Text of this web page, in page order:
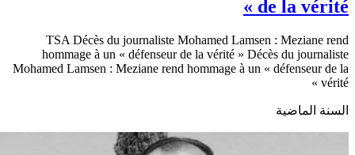
de la vérité »
TSA Décès du journaliste Mohamed Lamsen : Meziane rend
hommage à un « défenseur de la vérité » Décès du journaliste
Mohamed Lamsen : Meziane rend hommage à un « défenseur de la
vérité »
السنة الماضية